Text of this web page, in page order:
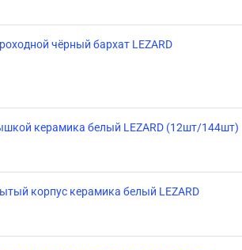
чёрный бархат LEZARD
керамика белый LEZARD (12шт/144шт)
корпус керамика белый LEZARD